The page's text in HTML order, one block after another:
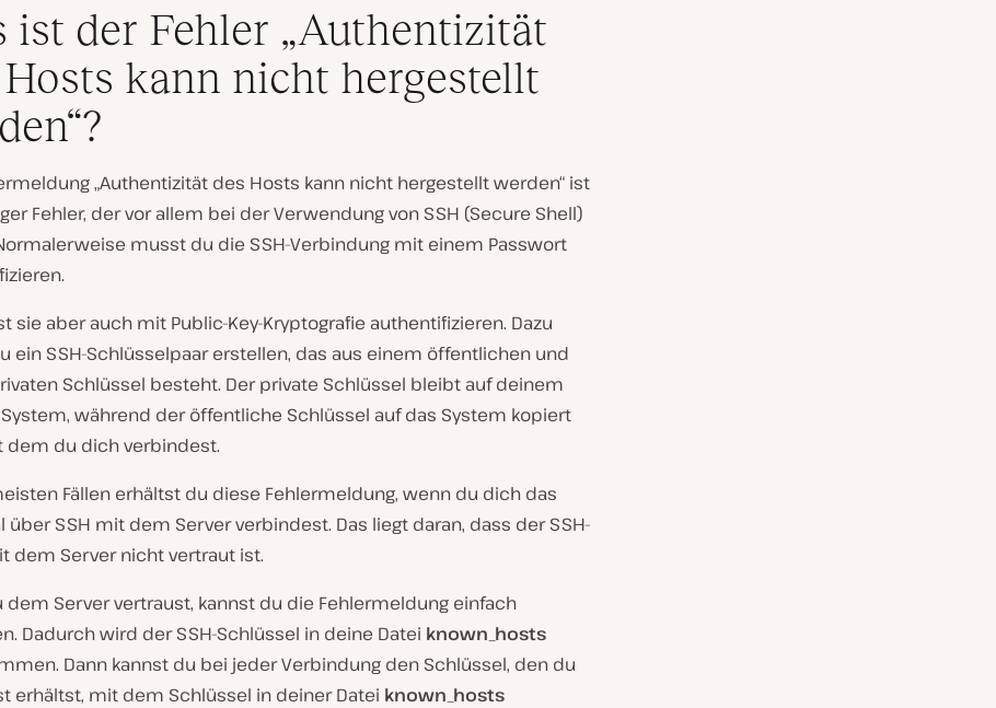
ist der Fehler „Authentizität
kann nicht hergestellt
„Authentizität des Hosts kann nicht hergestellt werden“ ist
Fehler, der vor allem bei der Verwendung von SSH (Secure Shell)
musst du die SSH-Verbindung mit einem Passwort
sie aber auch mit Public-Key-Kryptografie authentifizieren. Dazu
ein SSH-Schlüsselpaar erstellen, das aus einem öffentlichen und
Schlüssel besteht. Der private Schlüssel bleibt auf deinem
während der öffentliche Schlüssel auf das System kopiert
dem du dich verbindest.
Fällen erhältst du diese Fehlermeldung, wenn du dich das
über SSH mit dem Server verbindest. Das liegt daran, dass der SSH-
dem Server nicht vertraut ist.
dem Server vertraust, kannst du die Fehlermeldung einfach
Dadurch wird der SSH-Schlüssel in deine Datei known_hosts
Dann kannst du bei jeder Verbindung den Schlüssel, den du
erhältst, mit dem Schlüssel in deiner Datei known_hosts